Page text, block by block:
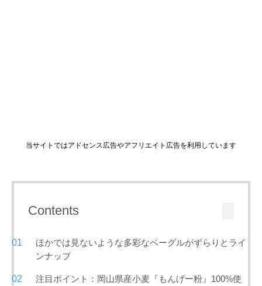
当サイトではアドセンス広告やアフリエイト広告を利用しています
Contents
ほかでは見ないような多彩なベーグルがずらりとライ
ンナップ
注目ポイント：岡山県産小麦『もんげー粉』100%使